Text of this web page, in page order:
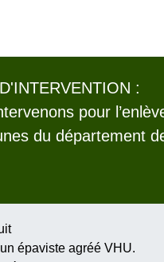
:
pour
du département
épaviste agréé VHU.